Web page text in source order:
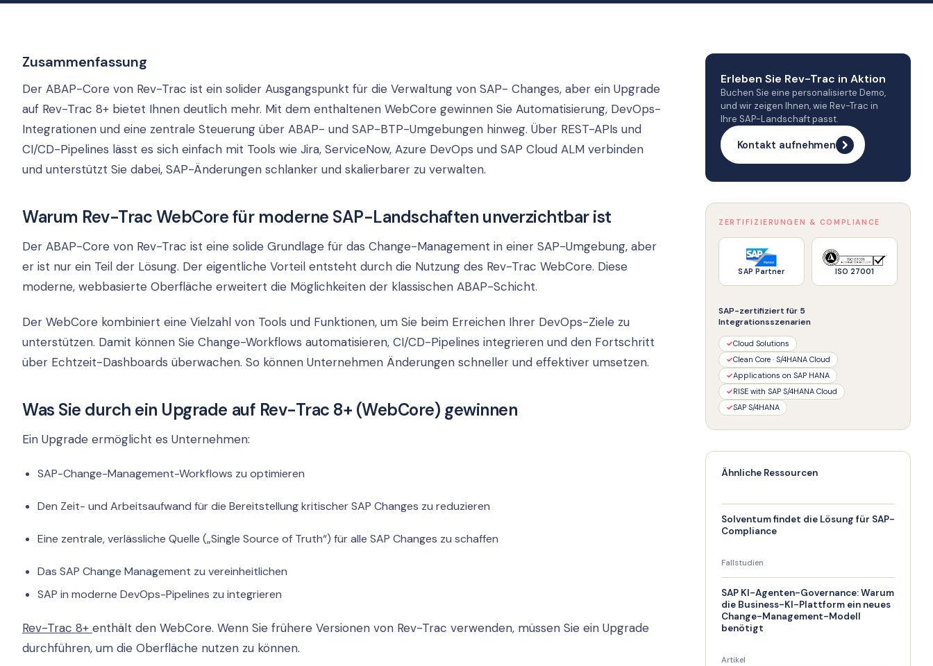
Zusammenfassung
Der ABAP-Core von Rev-Trac ist ein solider Ausgangspunkt für die Verwaltung von SAP- Changes, aber ein Upgrade
auf Rev-Trac 8+ bietet Ihnen deutlich mehr. Mit dem enthaltenen WebCore gewinnen Sie Automatisierung, DevOps-
Integrationen und eine zentrale Steuerung über ABAP- und SAP-BTP-Umgebungen hinweg. Über REST-APIs und
CI/CD-Pipelines lässt es sich einfach mit Tools wie Jira, ServiceNow, Azure DevOps und SAP Cloud ALM verbinden
und unterstützt Sie dabei, SAP-Änderungen schlanker und skalierbarer zu verwalten.
Warum Rev-Trac WebCore für moderne SAP-Landschaften unverzichtbar ist
Der ABAP-Core von Rev-Trac ist eine solide Grundlage für das Change-Management in einer SAP-Umgebung, aber
er ist nur ein Teil der Lösung. Der eigentliche Vorteil entsteht durch die Nutzung des Rev-Trac WebCore. Diese
moderne, webbasierte Oberfläche erweitert die Möglichkeiten der klassischen ABAP-Schicht.
Der WebCore kombiniert eine Vielzahl von Tools und Funktionen, um Sie beim Erreichen Ihrer DevOps-Ziele zu
unterstützen. Damit können Sie Change-Workflows automatisieren, CI/CD-Pipelines integrieren und den Fortschritt
über Echtzeit-Dashboards überwachen. So können Unternehmen Änderungen schneller und effektiver umsetzen.
Was Sie durch ein Upgrade auf Rev-Trac 8+ (WebCore) gewinnen
Ein Upgrade ermöglicht es Unternehmen:
SAP-Change-Management-Workflows zu optimieren
Den Zeit- und Arbeitsaufwand für die Bereitstellung kritischer SAP Changes zu reduzieren
Eine zentrale, verlässliche Quelle („Single Source of Truth“) für alle SAP Changes zu schaffen
Das SAP Change Management zu vereinheitlichen
SAP in moderne DevOps-Pipelines zu integrieren
Rev-Trac 8+ enthält den WebCore. Wenn Sie frühere Versionen von Rev-Trac verwenden, müssen Sie ein Upgrade
durchführen, um die Oberfläche nutzen zu können.
Erleben Sie Rev-Trac in Aktion
Buchen Sie eine personalisierte Demo,
und wir zeigen Ihnen, wie Rev-Trac in
Ihre SAP-Landschaft passt.
Kontakt aufnehmen
ZERTIFIZIERUNGEN & COMPLIANCE
SAP Partner ISO 27001
SAP-zertifiziert für 5
Integrationsszenarien
✓Cloud Solutions
✓Clean Core · S/4HANA Cloud
✓Applications on SAP HANA
✓RISE with SAP S/4HANA Cloud
✓SAP S/4HANA
Ähnliche Ressourcen
Solventum findet die Lösung für SAP-
Compliance
Fallstudien
SAP KI-Agenten-Governance: Warum
die Business-KI-Plattform ein neues
Change-Management-Modell
benötigt
Artikel